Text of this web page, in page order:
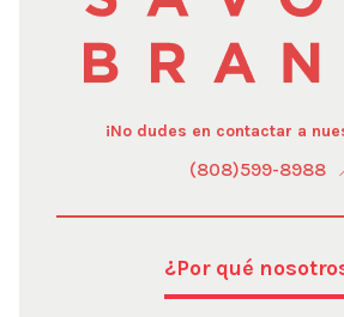
¡No dudes en contactar a
(808)599-8988
¿Por qué